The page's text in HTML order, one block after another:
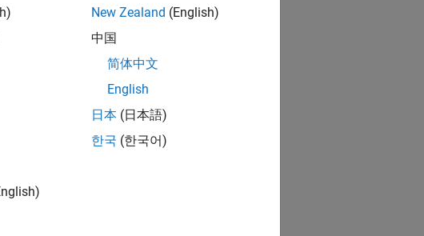
New Zealand (English)
中国
简体中文
English
日本 (日本語)
한국 (한국어)